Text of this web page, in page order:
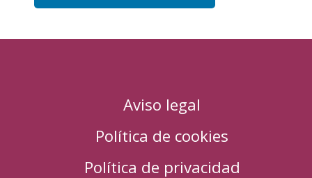
Aviso legal
Política de cookies
Política de privacidad